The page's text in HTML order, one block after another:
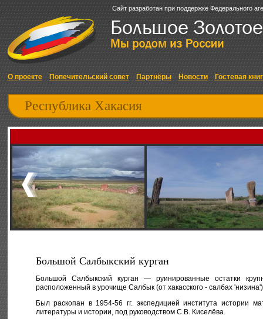
Сайт разработан при поддержке Федерального
О проекте Попечительский совет Партнёры Новости Гостевая
Республика Хакасия
Большой Салбыкский курган
Большой Салбыкский курган — руинированные остатки
расположенный в урочище Салбык (от хакасского - салбах
Был раскопан в 1954-56 гг. экспедицией института истории
литературы и истории, под руководством С.В. Киселёва.